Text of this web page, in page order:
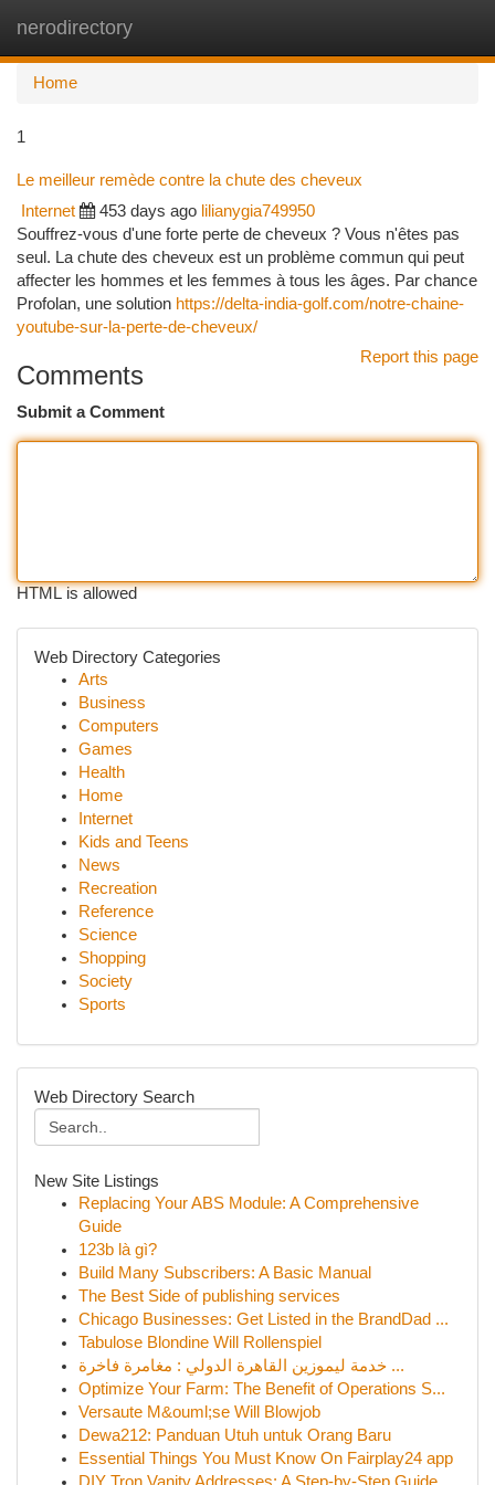
nerodirectory
Home
1
Le meilleur remède contre la chute des cheveux
Internet 453 days ago lilianygia749950
Souffrez-vous d'une forte perte de cheveux ? Vous n'êtes pas
seul. La chute des cheveux est un problème commun qui peut
affecter les hommes et les femmes à tous les âges. Par chance
Profolan, une solution https://delta-india-golf.com/notre-chaine-
youtube-sur-la-perte-de-cheveux/
Report this page
Comments
Submit a Comment
HTML is allowed
Web Directory Categories
Arts
Business
Computers
Games
Health
Home
Internet
Kids and Teens
News
Recreation
Reference
Science
Shopping
Society
Sports
Web Directory Search
New Site Listings
Replacing Your ABS Module: A Comprehensive
Guide
123b là gì?
Build Many Subscribers: A Basic Manual
The Best Side of publishing services
Chicago Businesses: Get Listed in the BrandDad ...
Tabulose Blondine Will Rollenspiel
خدمة ليموزين القاهرة الدولي : مغامرة فاخرة ...
Optimize Your Farm: The Benefit of Operations S...
Versaute M&ouml;se Will Blowjob
Dewa212: Panduan Utuh untuk Orang Baru
Essential Things You Must Know On Fairplay24 app